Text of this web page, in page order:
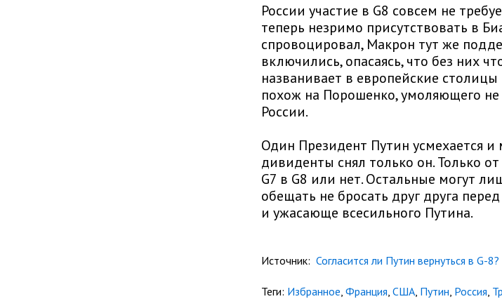
России участие в G8 совсем не
теперь незримо присутствовать в
спровоцировал, Макрон тут же
включились, опасаясь, что без них
названивает в европейские
похож на Порошенко, умоляющего не
России.
Один Президент Путин усмехается и
дивиденты снял только он. Только
G7 в G8 или нет. Остальные могут
обещать не бросать друг друга
и ужасающе всесильного Путина.
Источник: Согласится ли Путин вернуться в G-8?
Теги: Избранное Франция США Путин Россия